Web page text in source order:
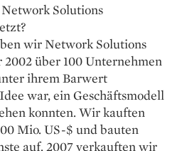
Solutions
wir Network Solutions
über 100 Unternehmen
ihrem Barwert
war, ein Geschäftsmodell
konnten. Wir kauften
Mio. US-$ und bauten
auf. 2007 verkauften wir